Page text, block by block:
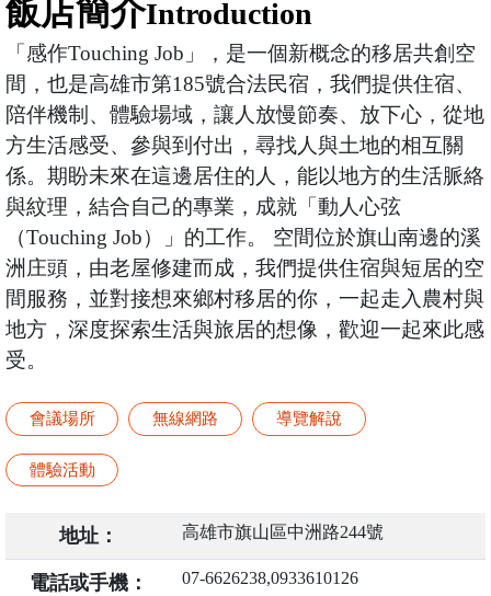
飯店簡介Introduction
「感作Touching Job」，是一個新概念的移居共創空
間，也是高雄市第185號合法民宿，我們提供住宿、
陪伴機制、體驗場域，讓人放慢節奏、放下心，從地
方生活感受、參與到付出，尋找人與土地的相互關
係。期盼未來在這邊居住的人，能以地方的生活脈絡
與紋理，結合自己的專業，成就「動人心弦
（Touching Job）」的工作。 空間位於旗山南邊的溪
洲庄頭，由老屋修建而成，我們提供住宿與短居的空
間服務，並對接想來鄉村移居的你，一起走入農村與
地方，深度探索生活與旅居的想像，歡迎一起來此感
受。
會議場所 無線網路 導覽解說
體驗活動
地址： 高雄市旗山區中洲路244號
電話或手機： 07-6626238,0933610126